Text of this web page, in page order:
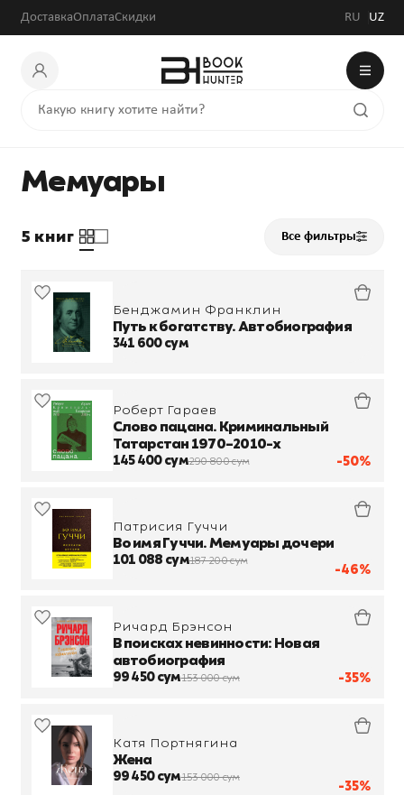
ДоставкаОплатаСкидки RU UZ
Мемуары
5 книг Все фильтры
Бенджамин Франклин
Путь к богатству. Автобиография
341 600 сум
-50%
Роберт Гараев
Слово пацана. Криминальный
Татарстан 1970–2010-х
145 400 сум290 800 сум
-46%
Патрисия Гуччи
Во имя Гуччи. Мемуары дочери
101 088 сум187 200 сум
-35%
Ричард Брэнсон
В поисках невинности: Новая
автобиография
99 450 сум153 000 сум
-35%
Катя Портнягина
Жена
99 450 сум153 000 сум